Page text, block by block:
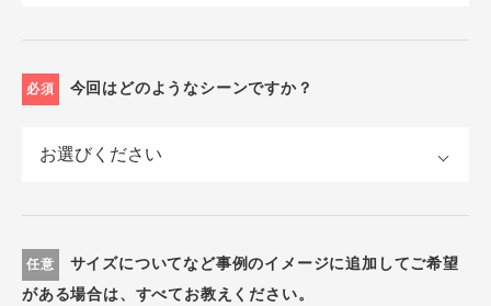
必須 今回はどのようなシーンですか？
任意
サイズについてなど事例のイメージに追加してご希望
がある場合は、すべてお教えください。